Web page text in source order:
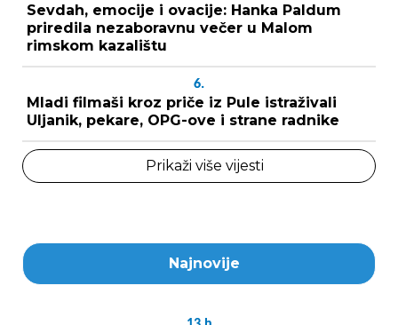
Sevdah, emocije i ovacije: Hanka Paldum
priredila nezaboravnu večer u Malom
rimskom kazalištu
6.
Mladi filmaši kroz priče iz Pule istraživali
Uljanik, pekare, OPG-ove i strane radnike
Prikaži više vijesti
Najnovije